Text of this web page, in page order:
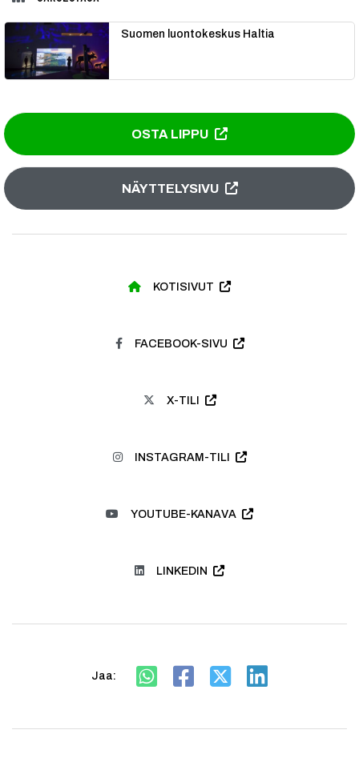
Suomen luontokeskus Haltia
OSTA LIPPU
NÄYTTELYSIVU
KOTISIVUT
FACEBOOK-SIVU
X-TILI
INSTAGRAM-TILI
YOUTUBE-KANAVA
LINKEDIN
Jaa: